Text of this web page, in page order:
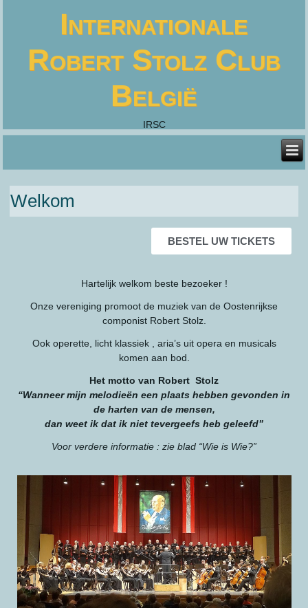
Internationale
Robert Stolz Club
België
IRSC
Welkom
BESTEL UW TICKETS
Hartelijk welkom beste bezoeker !
Onze vereniging promoot de muziek van de Oostenrijkse
componist Robert Stolz.
Ook operette, licht klassiek , aria’s uit opera en musicals
komen aan bod.
Het motto van Robert Stolz
“Wanneer mijn melodieën een plaats hebben gevonden in
de harten van de mensen,
dan weet ik dat ik niet tevergeefs heb geleefd”
Voor verdere informatie : zie blad “Wie is Wie?”